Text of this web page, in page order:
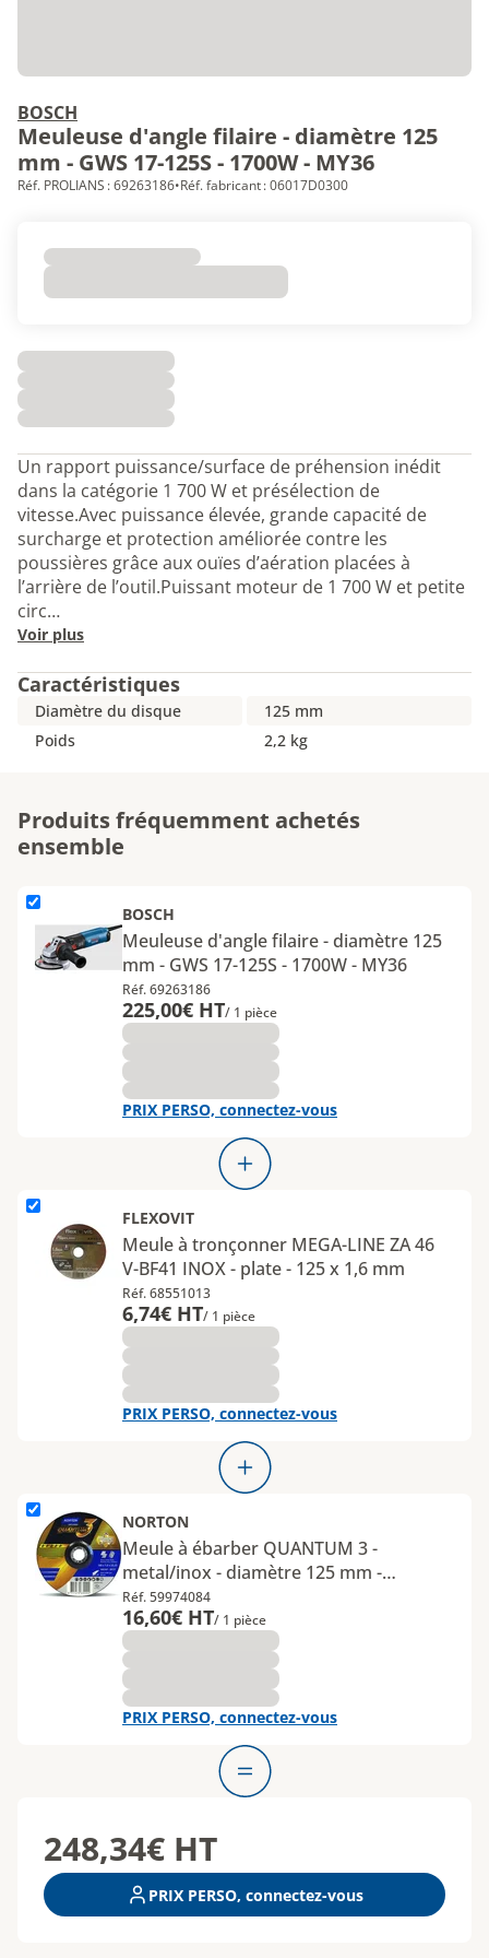
BOSCH
Meuleuse d'angle filaire - diamètre 125
mm - GWS 17-125S - 1700W - MY36
Réf. PROLIANS : 69263186•Réf. fabricant : 06017D0300
Un rapport puissance/surface de préhension inédit
dans la catégorie 1 700 W et présélection de
vitesse.Avec puissance élevée, grande capacité de
surcharge et protection améliorée contre les
poussières grâce aux ouïes d’aération placées à
l’arrière de l’outil.Puissant moteur de 1 700 W et petite
circ…
Voir plus
Caractéristiques
Diamètre du disque
125 mm
Poids
2,2 kg
Produits fréquemment achetés
ensemble
L'élément Meuleuse d&#39;angle filaire - diamètre 125 mm -
BOSCH
Meuleuse d'angle filaire - diamètre 125
mm - GWS 17-125S - 1700W - MY36
Réf. 69263186
225,00€ HT/ 1 pièce
PRIX PERSO, connectez-vous
L'élément Meule à tronçonner MEGA-LINE ZA 46 V-BF41 INOX
FLEXOVIT
Meule à tronçonner MEGA-LINE ZA 46
V-BF41 INOX - plate - 125 x 1,6 mm
Réf. 68551013
6,74€ HT/ 1 pièce
PRIX PERSO, connectez-vous
L'élément Meule à ébarber QUANTUM 3 - metal&#x2F;inox -
NORTON
Meule à ébarber QUANTUM 3 -
metal/inox - diamètre 125 mm -
épaisseur 7 mm
Réf. 59974084
16,60€ HT/ 1 pièce
PRIX PERSO, connectez-vous
248,34€ HT
PRIX PERSO, connectez-vous